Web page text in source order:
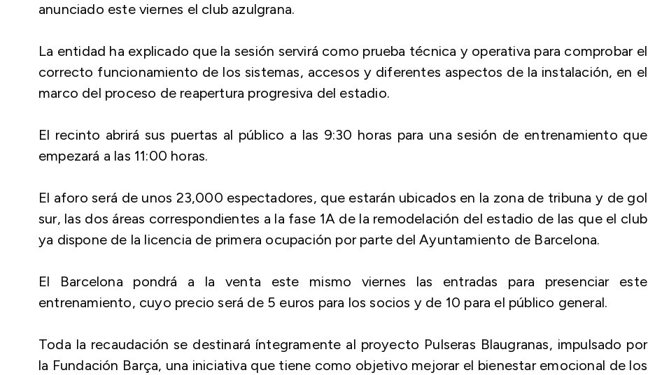
anunciado este viernes el club azulgrana.
La entidad ha explicado que la sesión servirá como prueba técnica y operativa para comprobar el
correcto funcionamiento de los sistemas, accesos y diferentes aspectos de la instalación, en el
marco del proceso de reapertura progresiva del estadio.
El recinto abrirá sus puertas al público a las 9:30 horas para una sesión de entrenamiento que
empezará a las 11:00 horas.
El aforo será de unos 23,000 espectadores, que estarán ubicados en la zona de tribuna y de gol
sur, las dos áreas correspondientes a la fase 1A de la remodelación del estadio de las que el club
ya dispone de la licencia de primera ocupación por parte del Ayuntamiento de Barcelona.
El Barcelona pondrá a la venta este mismo viernes las entradas para presenciar este
entrenamiento, cuyo precio será de 5 euros para los socios y de 10 para el público general.
Toda la recaudación se destinará íntegramente al proyecto Pulseras Blaugranas, impulsado por
la Fundación Barça, una iniciativa que tiene como objetivo mejorar el bienestar emocional de los